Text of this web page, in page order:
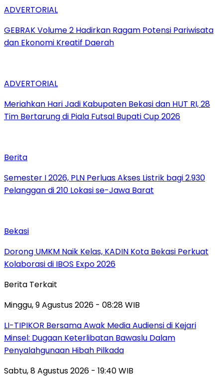
ADVERTORIAL
GEBRAK Volume 2 Hadirkan Ragam Potensi Pariwisata
dan Ekonomi Kreatif Daerah
ADVERTORIAL
Meriahkan Hari Jadi Kabupaten Bekasi dan HUT RI, 28
Tim Bertarung di Piala Futsal Bupati Cup 2026
Berita
Semester I 2026, PLN Perluas Akses Listrik bagi 2.930
Pelanggan di 210 Lokasi se-Jawa Barat
Bekasi
Dorong UMKM Naik Kelas, KADIN Kota Bekasi Perkuat
Kolaborasi di IBOS Expo 2026
Berita Terkait
Minggu, 9 Agustus 2026 - 08:28 WIB
LI-TIPIKOR Bersama Awak Media Audiensi di Kejari
Minsel: Dugaan Keterlibatan Bawaslu Dalam
Penyalahgunaan Hibah Pilkada
Sabtu, 8 Agustus 2026 - 19:40 WIB